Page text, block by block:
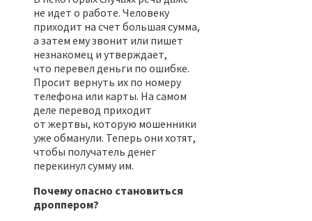
не идет о работе. Человеку
приходит на счет большая сумма,
а затем ему звонит или пишет
незнакомец и утверждает,
что перевел деньги по ошибке.
Просит вернуть их по номеру
телефона или карты. На самом
деле перевод приходит
от жертвы, которую мошенники
уже обманули. Теперь они хотят,
чтобы получатель денег
перекинул сумму им.
Почему опасно становиться
дроппером?